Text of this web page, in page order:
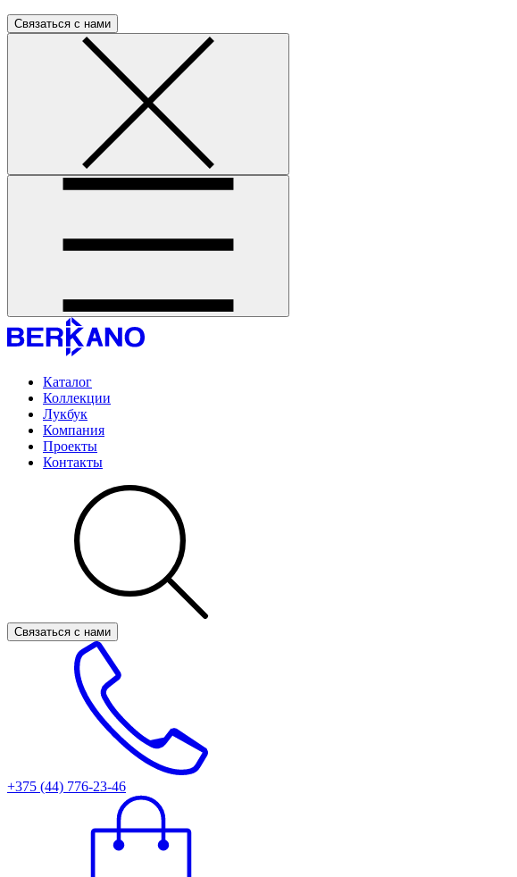
Связаться с нами
Каталог
Коллекции
Лукбук
Компания
Проекты
Контакты
Связаться с нами
+375 (44) 776-23-46